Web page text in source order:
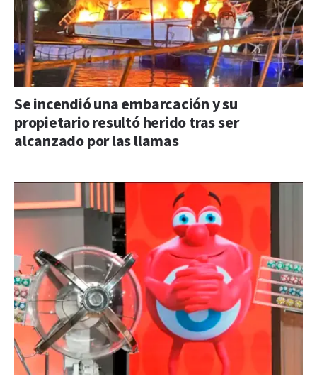
Se incendió una embarcación y su
propietario resultó herido tras ser
alcanzado por las llamas